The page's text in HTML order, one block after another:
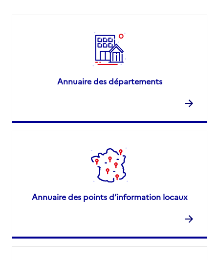
Annuaire des départements
Annuaire des points d’information locaux